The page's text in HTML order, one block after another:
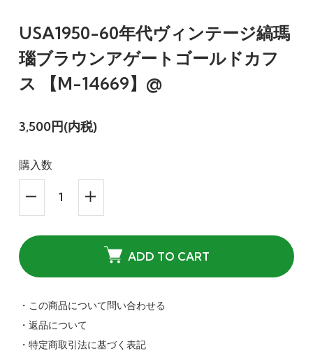
USA1950-60年代ヴィンテージ縞瑪
瑙ブラウンアゲートゴールドカフ
ス 【M-14669】@
3,500円(内税)
購入数
ADD TO CART
・この商品について問い合わせる
・返品について
・特定商取引法に基づく表記